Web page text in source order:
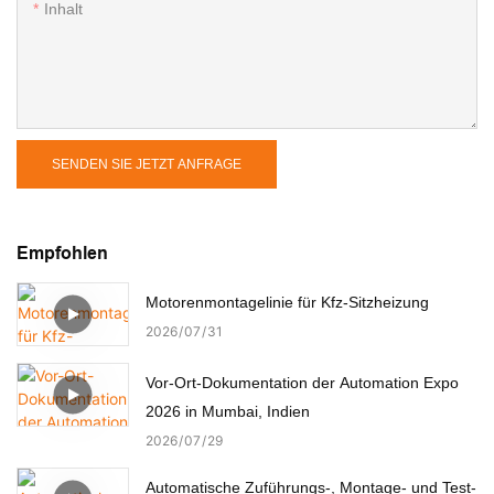
Inhalt
SENDEN SIE JETZT ANFRAGE
Empfohlen
Motorenmontagelinie für Kfz-Sitzheizung
2026 07 31
Vor-Ort-Dokumentation der Automation Expo
2026 in Mumbai, Indien
2026 07 29
Automatische Zuführungs-, Montage- und Test-